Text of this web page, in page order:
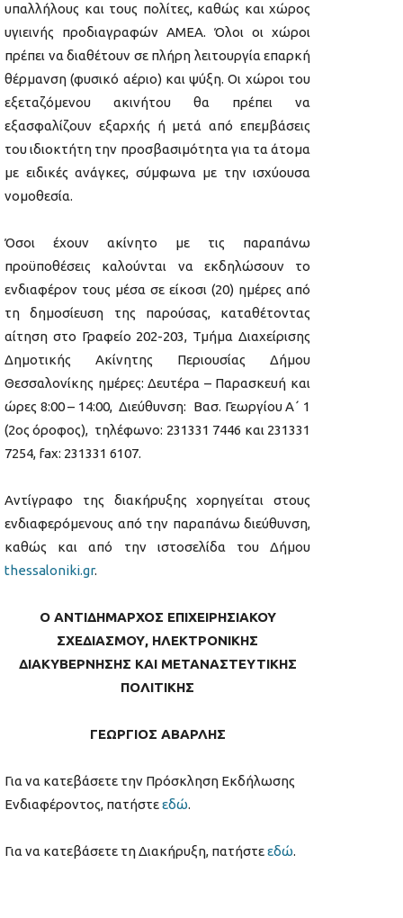
υπαλλήλους και τους πολίτες, καθώς και χώρος
υγιεινής προδιαγραφών ΑΜΕΑ. Όλοι οι χώροι
πρέπει να διαθέτουν σε πλήρη λειτουργία επαρκή
θέρμανση (φυσικό αέριο) και ψύξη. Οι χώροι του
εξεταζόμενου ακινήτου θα πρέπει να
εξασφαλίζουν εξαρχής ή μετά από επεμβάσεις
του ιδιοκτήτη την προσβασιμότητα για τα άτομα
με ειδικές ανάγκες, σύμφωνα με την ισχύουσα
νομοθεσία.
Όσοι έχουν ακίνητο με τις παραπάνω
προϋποθέσεις καλούνται να εκδηλώσουν το
ενδιαφέρον τους μέσα σε είκοσι (20) ημέρες από
τη δημοσίευση της παρούσας, καταθέτοντας
αίτηση στο Γραφείο 202-203, Τμήμα Διαχείρισης
Δημοτικής Ακίνητης Περιουσίας Δήμου
Θεσσαλονίκης ημέρες: Δευτέρα – Παρασκευή και
ώρες 8:00 – 14:00, Διεύθυνση: Βασ. Γεωργίου Α΄ 1
(2ος όροφος), τηλέφωνο: 231331 7446 και 231331
7254, fax: 231331 6107.
Αντίγραφο της διακήρυξης χορηγείται στους
ενδιαφερόμενους από την παραπάνω διεύθυνση,
καθώς και από την ιστοσελίδα του Δήμου
thessaloniki.gr.
Ο ΑΝΤΙΔΗΜΑΡΧΟΣ ΕΠΙΧΕΙΡΗΣΙΑΚΟΥ
ΣΧΕΔΙΑΣΜΟΥ, ΗΛΕΚΤΡΟΝΙΚΗΣ
ΔΙΑΚΥΒΕΡΝΗΣΗΣ ΚΑΙ ΜΕΤΑΝΑΣΤΕΥΤΙΚΗΣ
ΠΟΛΙΤΙΚΗΣ
ΓΕΩΡΓΙΟΣ ΑΒΑΡΛΗΣ
Για να κατεβάσετε την Πρόσκληση Εκδήλωσης
Ενδιαφέροντος, πατήστεεδώ.
Για να κατεβάσετε τη Διακήρυξη, πατήστεεδώ.